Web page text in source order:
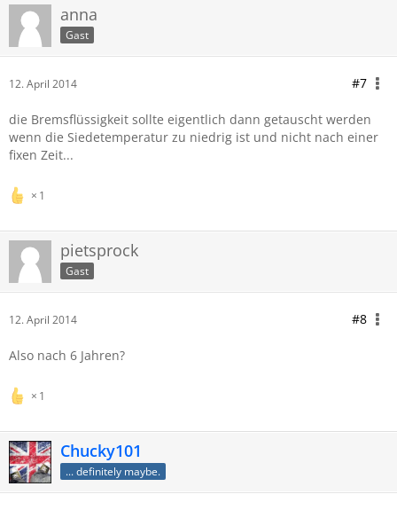
anna
Gast
12. April 2014 #7
die Bremsflüssigkeit sollte eigentlich dann getauscht werden
wenn die Siedetemperatur zu niedrig ist und nicht nach einer
fixen Zeit...
1
pietsprock
Gast
12. April 2014 #8
Also nach 6 Jahren?
1
Chucky101
... definitely maybe.